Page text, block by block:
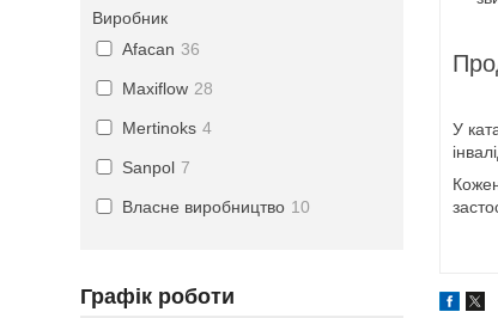
У
Виробник
Afacan 36
Maxiflow 28
Mertinoks 4
Sanpol 7
Власне виробництво 10
Графік роботи